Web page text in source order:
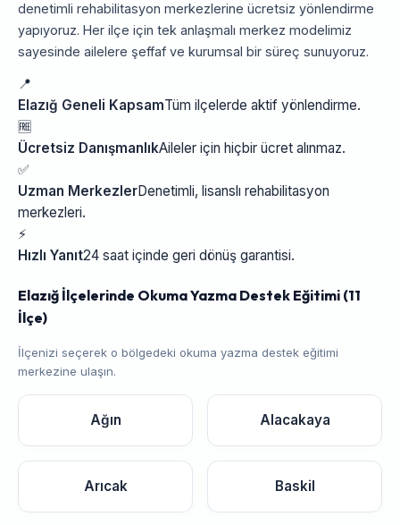
denetimli rehabilitasyon merkezlerine ücretsiz yönlendirme
yapıyoruz. Her ilçe için tek anlaşmalı merkez modelimiz
sayesinde ailelere şeffaf ve kurumsal bir süreç sunuyoruz.
📍
Elazığ Geneli KapsamTüm ilçelerde aktif yönlendirme.
🆓
Ücretsiz DanışmanlıkAileler için hiçbir ücret alınmaz.
✅
Uzman MerkezlerDenetimli, lisanslı rehabilitasyon
merkezleri.
⚡
Hızlı Yanıt24 saat içinde geri dönüş garantisi.
Elazığ İlçelerinde Okuma Yazma Destek Eğitimi (11
İlçe)
İlçenizi seçerek o bölgedeki okuma yazma destek eğitimi
merkezine ulaşın.
Ağın Alacakaya
Arıcak Baskil